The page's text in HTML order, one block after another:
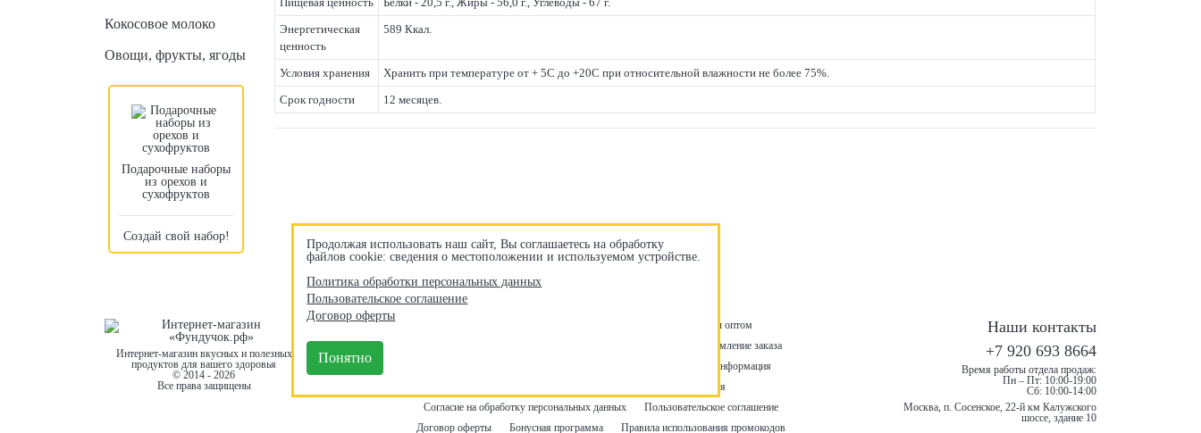
Кокосовое молоко
Овощи, фрукты, ягоды
Подарочные наборы
из орехов и
сухофруктов
Создай свой набор!
Энергетическая
ценность
589 Ккал.
Условия хранения
Хранить при температуре от + 5С до +20С при относительной влажности не более 75%.
Срок годности
12 месяцев.
Интернет-магазин вкусных и полезных
продуктов для вашего здоровья
© 2014 - 2026
Все права защищены
Товары оптом
Оформление заказа
Политика конфиденциальности | Правовая информация
Политика конфиденциальности | Правовая информация
Согласие на обработку персональных данных
Пользовательское соглашение
Договор оферты
Бонусная программа Правила использования промокодов
Наши контакты
+7 920 693 8664
Время работы отдела продаж:
Пн – Пт: 10:00-19:00
Сб: 10:00-14:00
Москва, п. Сосенское, 22-й км Калужского
шоссе, здание 10
Продолжая использовать наш сайт, Вы соглашаетесь на обработку
файлов cookie: сведения о местоположении и используемом устройстве.
Политика обработки персональных данных
Пользовательское соглашение
Договор оферты
Понятно